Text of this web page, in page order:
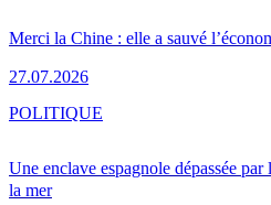
Merci la Chine : elle a sauvé
27.07.2026
Une enclave espagnole dépassée
la mer
POLITIQUE